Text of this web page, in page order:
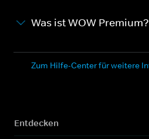
Was ist WOW Premium?
Zum Hilfe-Center für weitere
Entdecken